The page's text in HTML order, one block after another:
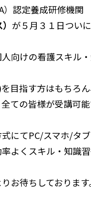
）認定養成研修機関
が５月３１日つい
向けの看護スキル
目指す方はもちろ
ての皆様が受講可能
にてPC/スマホ/タ
よくスキル・知識習
お待ちしております